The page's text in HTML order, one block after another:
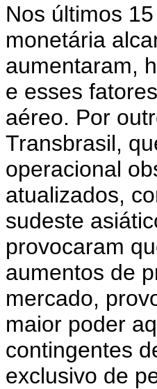
Nos últimos
monetária
aumentaram,
e esses
aéreo. Por
Transbrasil,
operacional
atualizados,
sudeste
provocaram
aumentos de
mercado,
maior poder
contingentes
exclusivo de